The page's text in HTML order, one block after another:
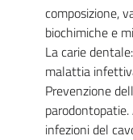
composizione,
biochimiche e
La carie
malattia
Prevenzione
infezioni del